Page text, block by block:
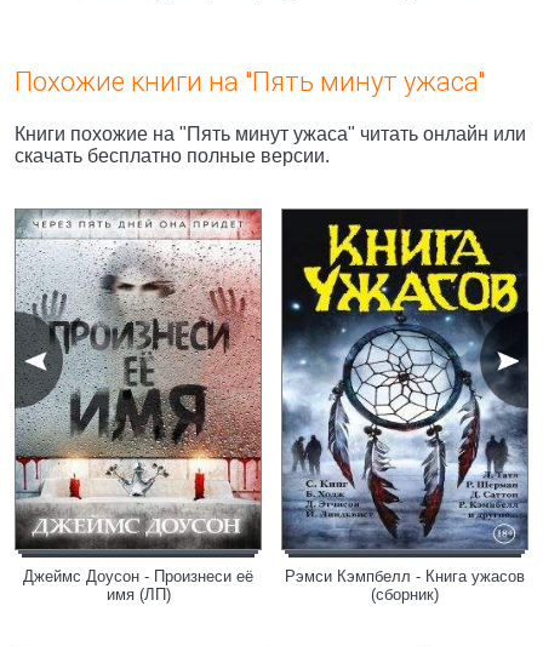
Похожие книги на "Пять минут ужаса"
Книги похожие на "Пять минут ужаса" читать онлайн или
скачать бесплатно полные версии.
Джеймс Доусон - Произнеси её
имя (ЛП)
Рэмси Кэмпбелл - Книга ужасов
(сборник)